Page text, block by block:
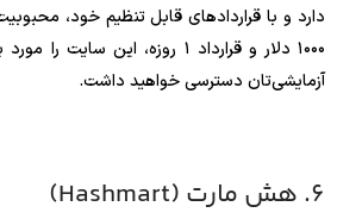
دارد و با قراردادهای قابل تنظیم خود،
آزمایشی‌تان دسترسی خواهید داشت.
6. هش‌ مارت (Hashmart)